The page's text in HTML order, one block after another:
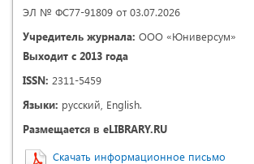
ЭЛ № ФС77-91809 от 03.07.2026
Учредитель журнала: ООО «Юниверсум»
Выходит с 2013 года
ISSN: 2311-5459
Языки: русский, English.
Размещается в eLIBRARY.RU
Скачать информационное письмо